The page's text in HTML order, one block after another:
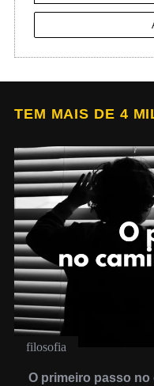
TEM MAIS DE 4
filosofia
O primeiro passo